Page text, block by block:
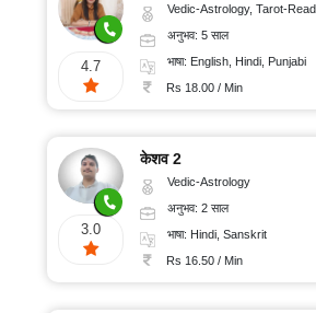
4.7
Vedic-Astrology, Tarot-
अनुभव: 5 साल
भाषा: English, Hindi, Punjabi
Rs 18.00 / Min
3.0
केशव 2
Vedic-Astrology
अनुभव: 2 साल
भाषा: Hindi, Sanskrit
Rs 16.50 / Min